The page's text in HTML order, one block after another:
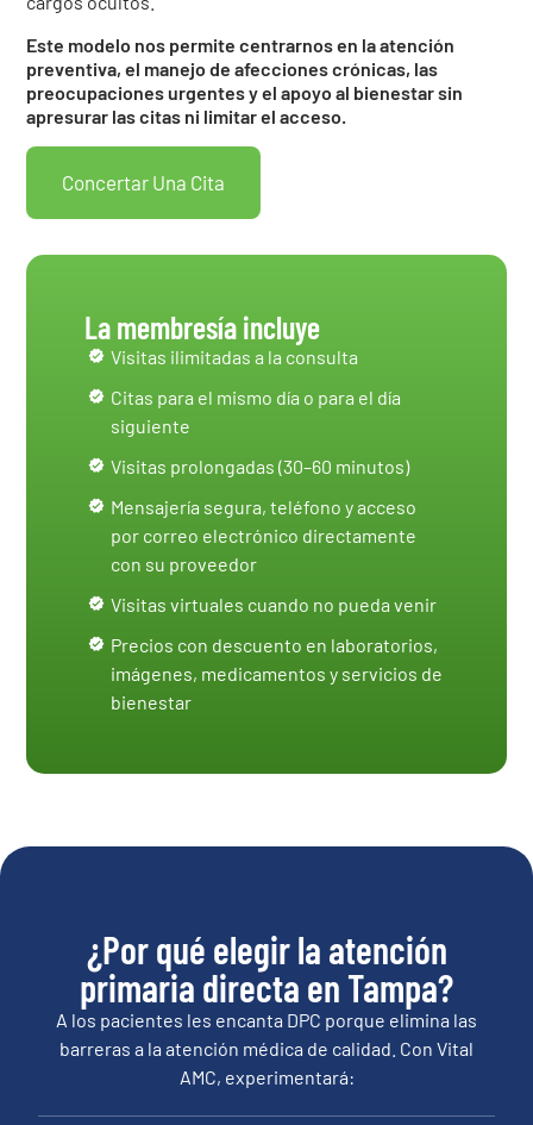
Este modelo nos permite centrarnos en la atención
preventiva, el manejo de afecciones crónicas, las
preocupaciones urgentes y el apoyo al bienestar sin
apresurar las citas ni limitar el acceso.
Concertar Una Cita
La membresía incluye
Visitas ilimitadas a la consulta
Citas para el mismo día o para el día
siguiente
Visitas prolongadas (30–60 minutos)
Mensajería segura, teléfono y acceso
por correo electrónico directamente
con su proveedor
Visitas virtuales cuando no pueda venir
Precios con descuento en laboratorios,
imágenes, medicamentos y servicios de
bienestar
¿Por qué elegir la atención
primaria directa en Tampa?
A los pacientes les encanta DPC porque elimina las
barreras a la atención médica de calidad. Con Vital
AMC, experimentará: